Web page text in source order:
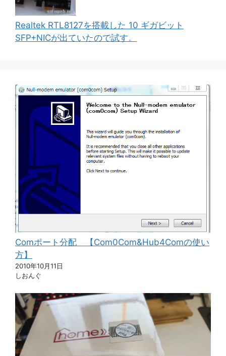
Realtek RTL8127を搭載した 10 ギガビット
SFP+NICが出ていたので試す。
Comポート分配 【Com0Com&Hub4Comの使い
方】
2010年10月11日
しおんぐ